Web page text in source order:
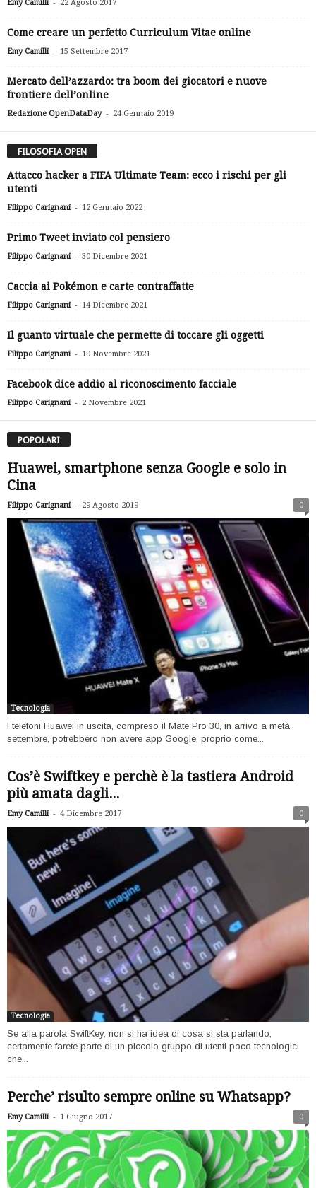
Emy Camilli 22 Agosto 2017
Come creare un perfetto Curriculum Vitae online
Emy Camilli - 15 Settembre 2017
Mercato dell’azzardo: tra boom dei giocatori e nuove
frontiere dell’online
Redazione OpenDataDay - 24 Gennaio 2019
FILOSOFIA OPEN
Attacco hacker a FIFA Ultimate Team: ecco i rischi per gli
utenti
Filippo Carignani - 12 Gennaio 2022
Primo Tweet inviato col pensiero
Filippo Carignani - 30 Dicembre 2021
Caccia ai Pokémon e carte contraffatte
Filippo Carignani - 14 Dicembre 2021
Il guanto virtuale che permette di toccare gli oggetti
Filippo Carignani - 19 Novembre 2021
Facebook dice addio al riconoscimento facciale
Filippo Carignani - 2 Novembre 2021
POPOLARI
Huawei, smartphone senza Google e solo in
Cina
Filippo Carignani - 29 Agosto 2019 0
Tecnologia
I telefoni Huawei in uscita, compreso il Mate Pro 30, in arrivo a metà
settembre, potrebbero non avere app Google, proprio come...
Cos’è Swiftkey e perchè è la tastiera Android
più amata dagli...
Emy Camilli - 4 Dicembre 2017 0
Tecnologia
Se alla parola SwiftKey, non si ha idea di cosa si sta parlando,
certamente farete parte di un piccolo gruppo di utenti poco tecnologici
che...
Perche’ risulto sempre online su Whatsapp?
Emy Camilli - 1 Giugno 2017 0